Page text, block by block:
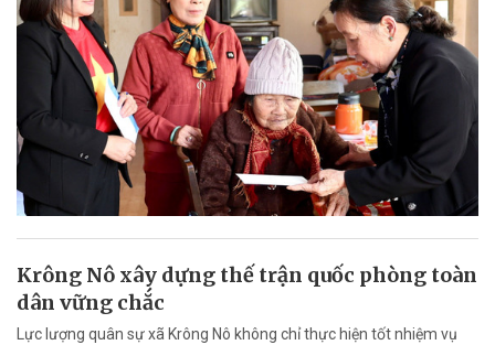
Krông Nô xây dựng thế trận quốc phòng toàn
dân vững chắc
Lực lượng quân sự xã Krông Nô không chỉ thực hiện tốt nhiệm vụ